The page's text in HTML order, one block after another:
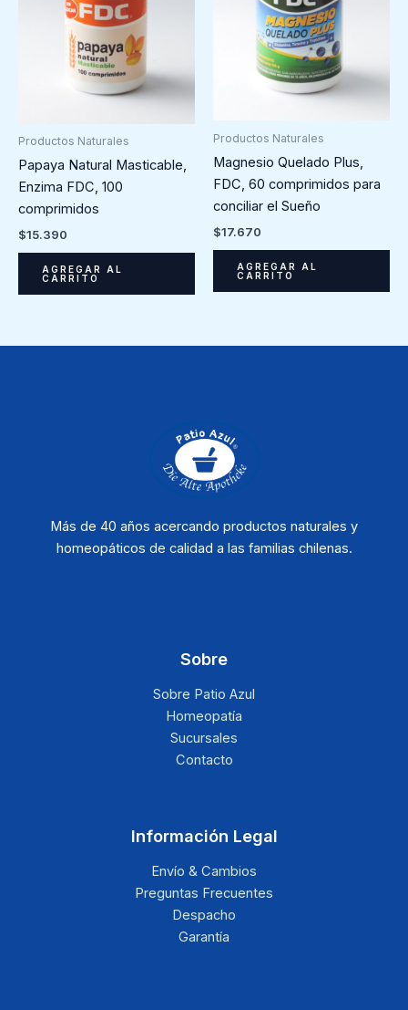
Productos Naturales
Papaya Natural Masticable,
Enzima FDC, 100
comprimidos
$15.390
AGREGAR AL
CARRITO
Productos Naturales
Magnesio Quelado Plus,
FDC, 60 comprimidos para
conciliar el Sueño
$17.670
AGREGAR AL
CARRITO
Más de 40 años acercando productos naturales y
homeopáticos de calidad a las familias chilenas.
Sobre
Sobre Patio Azul
Homeopatía
Sucursales
Contacto
Información Legal
Envío & Cambios
Preguntas Frecuentes
Despacho
Garantía